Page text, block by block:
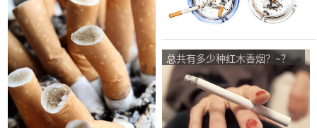
总共有多少种红木香烟？~？
~？